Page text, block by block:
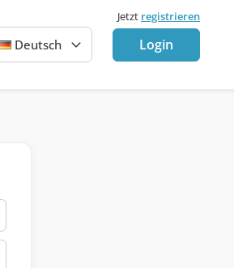
Deutsch
Jetzt registrieren
Login